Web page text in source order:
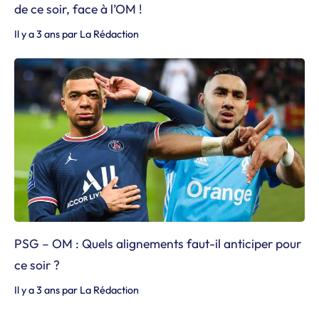
de ce soir, face à l’OM !
Il y a 3 ans par La Rédaction
PSG – OM : Quels alignements faut-il anticiper pour
ce soir ?
Il y a 3 ans par La Rédaction